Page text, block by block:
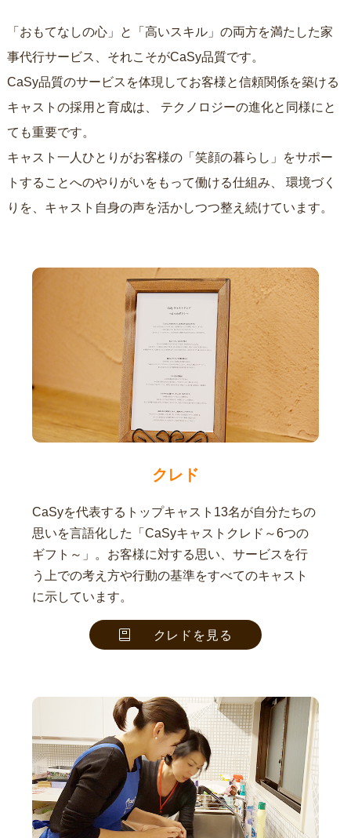
「おもてなしの心」と「高いスキル」の両方を満たした家
事代行サービス、それこそがCaSy品質です。
CaSy品質のサービスを体現してお客様と信頼関係を築ける
キャストの採用と育成は、
ても重要です。
キャスト一人ひとりがお客様の「笑顔の暮らし」をサポー
トすることへのやりがいをもって働ける仕組み、
りを、キャスト自身の声を活かしつつ整え続けています。
クレド
CaSyを代表するトップキャスト13名が自分たちの
思いを言語化した「CaSyキャストクレド～6つの
ギフト～」。お客様に対する思い、サービスを行
う上での考え方や行動の基準をすべてのキャスト
に示しています。
クレドを見る